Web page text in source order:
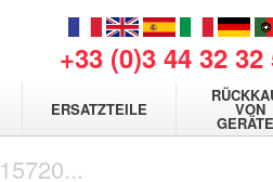
+33 (0)3 44 32 32
ERSATZTEILE VON